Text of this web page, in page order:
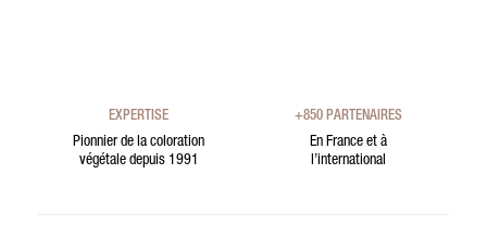
EXPERTISE
Pionnier de la coloration
végétale depuis 1991
+850 PARTENAIRES
En France et à
l’international